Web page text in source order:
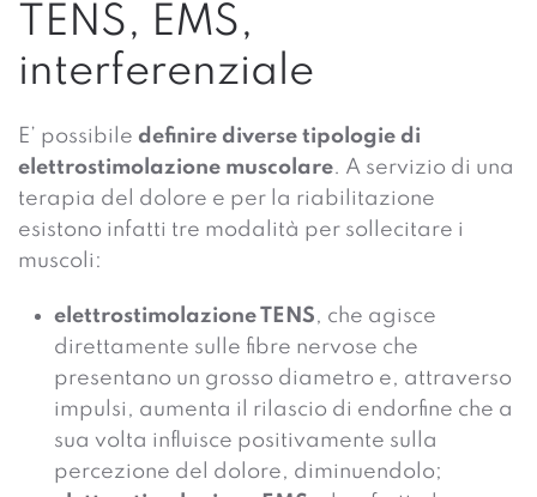
TENS, EMS,
interferenziale
E’ possibile definire diverse tipologie di
elettrostimolazione muscolare. A servizio di una
terapia del dolore e per la riabilitazione
esistono infatti tre modalità per sollecitare i
muscoli:
elettrostimolazione TENS, che agisce
direttamente sulle fibre nervose che
presentano un grosso diametro e, attraverso
impulsi, aumenta il rilascio di endorfine che a
sua volta influisce positivamente sulla
percezione del dolore, diminuendolo;